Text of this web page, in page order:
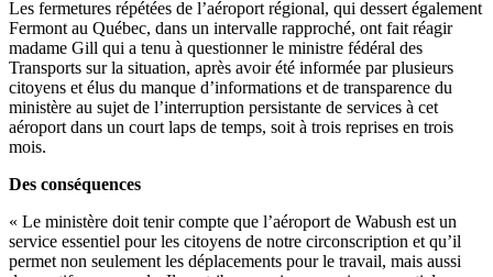
Les fermetures répétées de l’aéroport régional, qui dessert également
Fermont au Québec, dans un intervalle rapproché, ont fait réagir
madame Gill qui a tenu à questionner le ministre fédéral des
Transports sur la situation, après avoir été informée par plusieurs
citoyens et élus du manque d’informations et de transparence du
ministère au sujet de l’interruption persistante de services à cet
aéroport dans un court laps de temps, soit à trois reprises en trois
mois.
Des conséquences
« Le ministère doit tenir compte que l’aéroport de Wabush est un
service essentiel pour les citoyens de notre circonscription et qu’il
permet non seulement les déplacements pour le travail, mais aussi